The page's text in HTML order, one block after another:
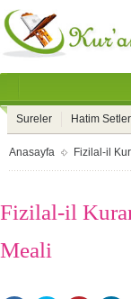
Sureler Hatim
Anasayfa Fizilal-il
Fizilal-il
Meali